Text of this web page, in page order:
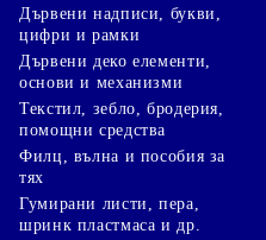
Дървени надписи, букви,
цифри и рамки
Дървени деко елементи,
основи и механизми
Текстил, зебло, бродерия,
помощни средства
Филц, вълна и пособия за
тях
Гумирани листи, пера,
шринк пластмаса и др.